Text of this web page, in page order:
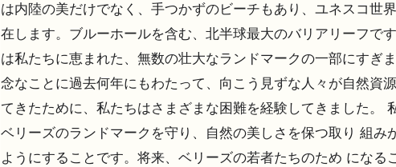
は内陸の美だけでなく、手つかずのビーチもあり、ユネスコ世
在します。ブルーホールを含む、北半球最大のバリアリーフで
は私たちに恵まれた、無数の壮大なランドマークの一部にすぎ
念なことに過去何年にもわたって、向こう見ずな人々が自然資
てきたために、私たちはさまざまな困難を経験してきました。
ベリーズのランドマークを守り、自然の美しさを保つ取り 組み
ようにすることです。将来、ベリーズの若者たちのため になる